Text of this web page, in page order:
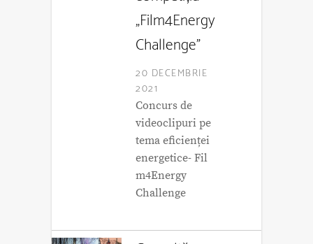
„Film4Energy
Challenge”
20 DECEMBRIE
2021
Concurs de
videoclipuri pe
tema eficienței
energetice- Fil
m4Energy
Challenge